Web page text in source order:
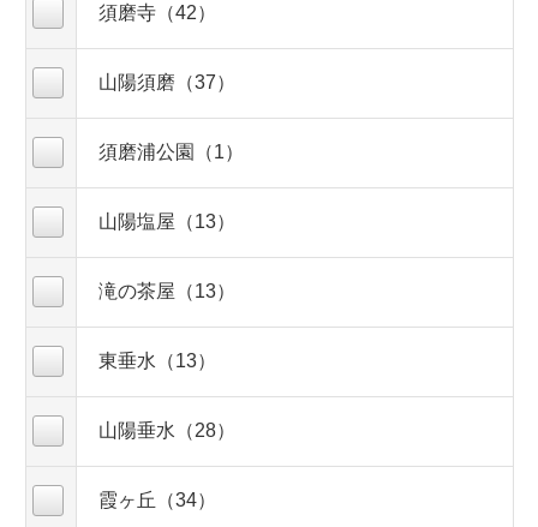
須磨寺（42）
山陽須磨（37）
須磨浦公園（1）
山陽塩屋（13）
滝の茶屋（13）
東垂水（13）
山陽垂水（28）
霞ヶ丘（34）